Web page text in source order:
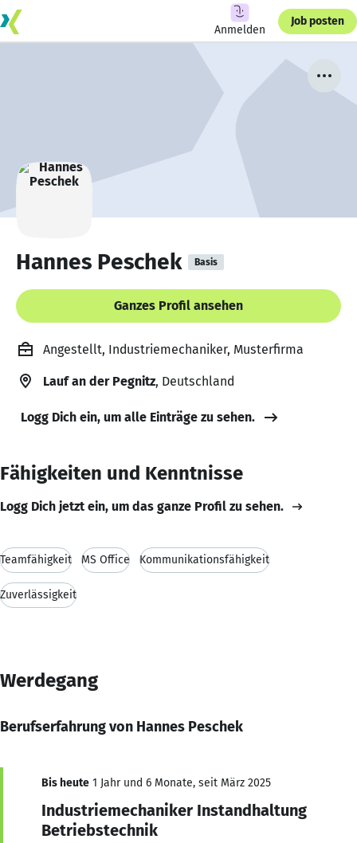
Anmelden
Job posten
Hannes Peschek Basis
Ganzes Profil ansehen
Angestellt, Industriemechaniker, Musterfirma
Lauf an der Pegnitz, Deutschland
Logg Dich ein, um alle Einträge zu sehen.
Fähigkeiten und Kenntnisse
Logg Dich jetzt ein, um das ganze Profil zu sehen.
Teamfähigkeit MS Office Kommunikationsfähigkeit
Zuverlässigkeit
Werdegang
Berufserfahrung von Hannes Peschek
Bis heute 1 Jahr und 6 Monate, seit März 2025
Industriemechaniker Instandhaltung
Betriebstechnik